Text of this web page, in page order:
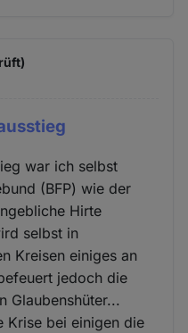
war ich selbst
(BFP) wie der
Hirte
selbst in
Kreisen einiges an
jedoch die
Glaubenshüter...
Krise bei einigen die